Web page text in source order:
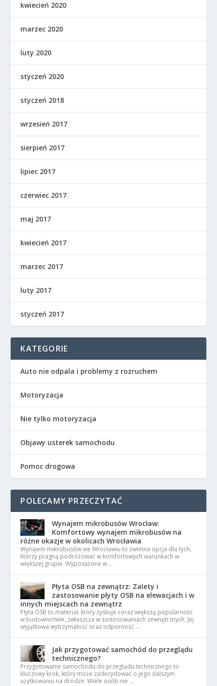
kwiecień 2020
marzec 2020
luty 2020
styczeń 2020
styczeń 2018
wrzesień 2017
sierpień 2017
lipiec 2017
czerwiec 2017
maj 2017
kwiecień 2017
marzec 2017
luty 2017
styczeń 2017
KATEGORIE
Auto nie odpala i problemy z rozruchem
Motoryzacja
Nie tylko motoryzacja
Objawy usterek samochodu
Pomoc drogowa
POLECAMY PRZECZYTAĆ
Wynajem mikrobusów Wrocław:
Komfortowy wynajem mikrobusów na
różne okazje w okolicach Wrocławia
Wynajem mikrobusów we Wrocławiu to świetna opcja dla tych,
którzy pragną podróżować w komfortowych warunkach w
większej grupie. Wyposażone w …
Płyta OSB na zewnątrz: Zalety i
zastosowanie płyty OSB na elewacjach i w
innych miejscach na zewnątrz
Płyta OSB to materiał, który zyskuje coraz większą popularność
w budownictwie, zwłaszcza w zastosowaniach zewnętrznych. Jej
wyjątkowa wytrzymałość oraz odporność …
Jak przygotować samochód do przeglądu
technicznego?
Przygotowanie samochodu do przeglądu technicznego to
kluczowy krok, który może zadecydować o jego dalszym
użytkowaniu na drodze. Wiele osób nie …